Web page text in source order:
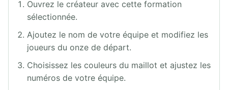
Ouvrez le créateur avec cette formation
sélectionnée.
Ajoutez le nom de votre équipe et modifiez les
joueurs du onze de départ.
Choisissez les couleurs du maillot et ajustez les
numéros de votre équipe.